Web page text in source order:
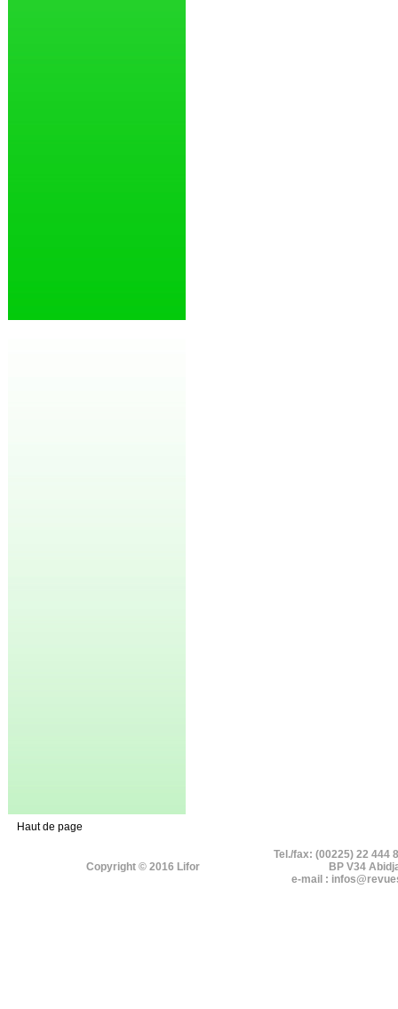
Haut de page
Copyright © 2016 Lifor
Tel./fax: (00225) 22 444
BP V34
e-mail :